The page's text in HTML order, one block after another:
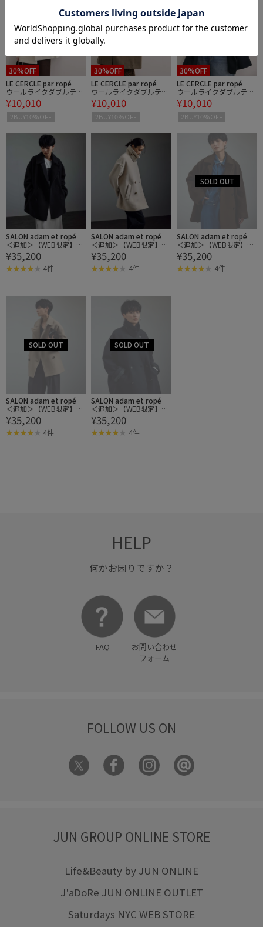
30%OFF
LE CERCLE par ropé
ウールライクダブルテー
ラードミドル丈コート
¥10,010
2BUY10%OFF
30%OFF
LE CERCLE par ropé
ウールライクダブルテー
ラードミドル丈コート
¥10,010
2BUY10%OFF
30%OFF
LE CERCLE par ropé
ウールライクダブルテー
ラードミドル丈コート
¥10,010
2BUY10%OFF
SALON adam et ropé
＜追加＞【WEB限定】MA
NTECOウールPコート
¥35,200
4件
SALON adam et ropé
＜追加＞【WEB限定】MA
NTECOウールPコート
¥35,200
4件
SALON adam et ropé
＜追加＞【WEB限定】MA
NTECOウールPコート
¥35,200
4件
SALON adam et ropé
＜追加＞【WEB限定】MA
NTECOウールPコート
¥35,200
4件
SALON adam et ropé
＜追加＞【WEB限定】MA
NTECOウールPコート
¥35,200
4件
HELP
何かお困りですか？
FAQ
お問い合わせ
フォーム
FOLLOW US ON
JUN GROUP ONLINE STORE
Life&Beauty by JUN ONLINE
J'aDoRe JUN ONLINE OUTLET
Saturdays NYC WEB STORE